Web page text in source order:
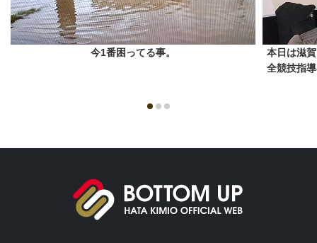
今1番困ってる事。
本日は滋
全競技指